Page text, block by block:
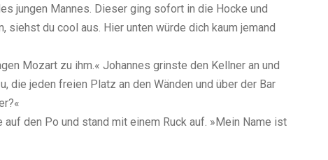
jungen Mannes. Dieser ging sofort in die Hocke und
siehst du cool aus. Hier unten würde dich kaum jemand
Mozart zu ihm.« Johannes grinste den Kellner an und
die jeden freien Platz an den Wänden und über der Bar
den Po und stand mit einem Ruck auf. »Mein Name ist